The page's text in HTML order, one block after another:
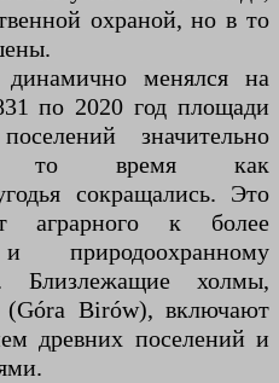
охраной, но в то
менялся на
по 2020 год площади
значительно
в то время как
сокращались. Это
аграрного к более
природоохранному
Близлежащие холмы,
(Góra Birów), включают
древних поселений и